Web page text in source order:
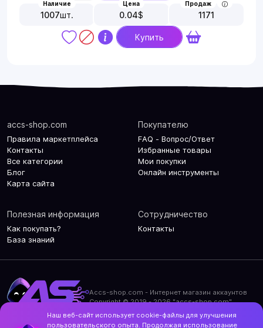
Наличие
1007шт.
Цена
0.04$
Продаж
1171
Купить
accs-shop.com
Правила маркетплейса
Контакты
Все категории
Блог
Карта сайта
Покупателю
FAQ - Вопрос/Ответ
Избранные товары
Мои покупки
Онлайн инструменты
Полезная информация
Как покупать?
База знаний
Сотрудничество
Контакты
Accs-shop.com - Интернет магазин аккаунтов
Copyright © 2019 - 2026 "accs-shop.com"
Наш веб-сайт использует cookie-файлы для улучшения
пользовательского опыта. Продолжая использование